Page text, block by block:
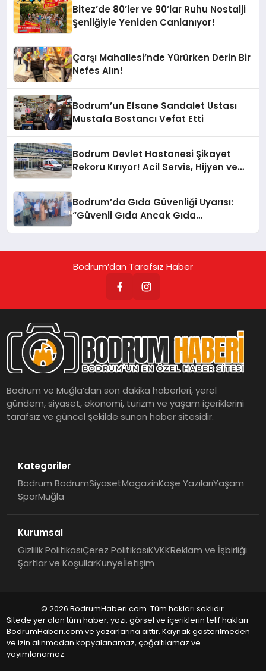
Bitez’de 80’ler ve 90’lar Ruhu Nostalji
Şenliğiyle Yeniden Canlanıyor!
Çarşı Mahallesi’nde Yürürken Derin Bir
Nefes Alın!
Bodrum’un Efsane Sandalet Ustası
Mustafa Bostancı Vefat Etti
Bodrum Devlet Hastanesi Şikayet
Rekoru Kırıyor! Acil Servis, Hijyen ve
Bodrum’da Gıda Güvenliği Uyarısı:
“Güvenli Gıda Ancak Gıda
Bodrum’dan Tarafsız Haber
Bodrum ve Muğla’dan son dakika haberleri, yerel
gündem, siyaset, ekonomi, turizm ve yaşam içeriklerini
tarafsız ve güncel şekilde sunan haber sitesidir.
Kategoriler
Bodrum BodrumSiyasetMagazinKöşe YazılarıYaşam
SporMuğla
Kurumsal
Gizlilik PolitikasıÇerez PolitikasıKVKKReklam ve İşbirliği
Şartlar ve KoşullarKünyeİletişim
© 2026 BodrumHaberi.com. Tüm hakları saklıdır.
Sitede yer alan tüm haber, yazı, görsel ve içeriklerin telif hakları
BodrumHaberi.com ve yazarlarına aittir. Kaynak gösterilmeden
ve izin alınmadan kopyalanamaz, çoğaltılamaz ve
yayımlanamaz.